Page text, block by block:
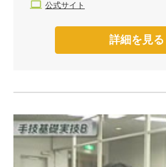
公式サイト
詳細を見る